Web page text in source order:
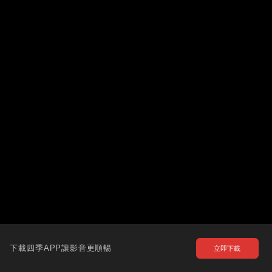
下載四季APP讓影音更順暢 立即下載